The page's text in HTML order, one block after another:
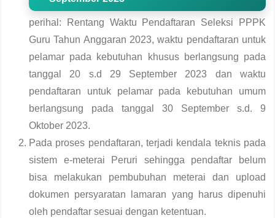
perihal: Rentang Waktu Pendaftaran Seleksi PPPK
Guru Tahun Anggaran 2023, waktu pendaftaran untuk
pelamar pada kebutuhan khusus berlangsung pada
tanggal 20 s.d 29 September 2023 dan waktu
pendaftaran untuk pelamar pada kebutuhan umum
berlangsung pada tanggal 30 September s.d. 9
Oktober 2023.
Pada proses pendaftaran, terjadi kendala teknis pada
sistem e-meterai Peruri sehingga pendaftar belum
bisa melakukan pembubuhan meterai dan upload
dokumen persyaratan lamaran yang harus dipenuhi
oleh pendaftar sesuai dengan ketentuan.